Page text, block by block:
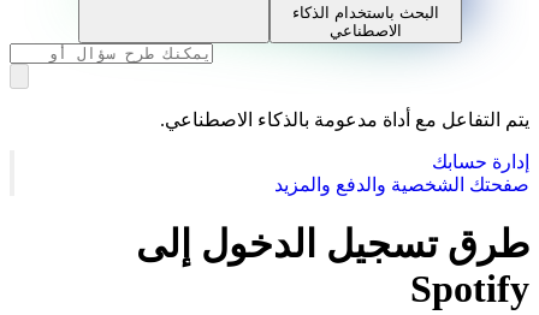
البحث باستخدام الذكاء
الاصطناعي
يتم التفاعل مع أداة مدعومة بالذكاء الاصطناعي.
إدارة حسابك
صفحتك الشخصية والدفع والمزيد
طرق تسجيل الدخول إلى
Spotify